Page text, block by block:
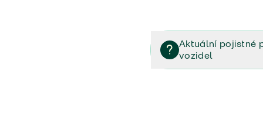
Aktuální pojistné
vozidel